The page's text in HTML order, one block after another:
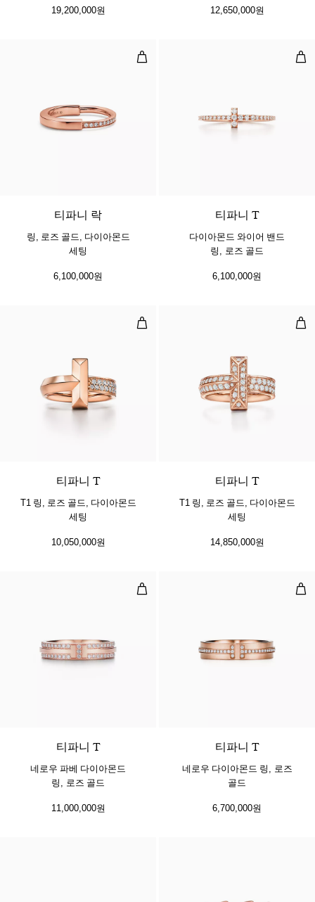
19,200,000원
12,650,000원
링, 로즈 골드, 다이아몬드 세팅
티파니 락
링, 로즈 골드, 다이아몬드
세팅
6,100,000원
다
티파니 T
다이아몬드 와이어 밴드
링, 로즈 골드
6,100,000원
T1 링, 로즈 골드, 다이아몬드 세팅
티파니 T
T1 링, 로즈 골드, 다이아몬드
세팅
10,050,000원
T1
티파니 T
T1 링, 로즈 골드, 다이아몬드
세팅
14,850,000원
네로우 파베 다이아몬드 링, 로즈 골
티파니 T
네로우 파베 다이아몬드
링, 로즈 골드
11,000,000원
네
티파니 T
네로우 다이아몬드 링, 로즈
골드
6,700,000원